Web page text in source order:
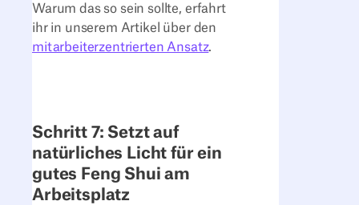
Warum das so sein sollte, erfahrt
ihr in unserem Artikel über den
mitarbeiterzentrierten Ansatz.
Schritt 7: Setzt auf
natürliches Licht für ein
gutes Feng Shui am
Arbeitsplatz